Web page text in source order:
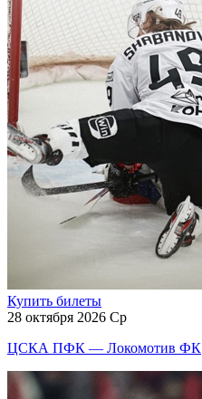
Купить билеты
28 октября 2026 Ср
ЦСКА ПФК — Локомотив ФК